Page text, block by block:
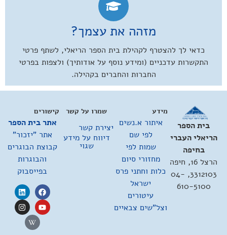
מזהה את עצמך?
כדאי לך להצטרף לקהילת בית הספר הריאלי, לשתף פרטי
התקשרות עדכניים (ומידע נוסף על אודותיך) ולצפות בפרטי
החברות והחברים בקהילה.
בית הספר
הריאלי העברי
בחיפה
הרצל 16, חיפה
3312103, 04-
610-5100
מידע
איתור א.נשים
לפי שם
שמות לפי
מחזורי סיום
כלות וחתני פרס
ישראל
עיטורים
וצל"שים צבאיים
קישורים
אתר בית הספר
אתר "יזכור"
קבוצת הבוגרים
והבוגרות
בפייסבוק
שמרו על קשר
יצירת קשר
דיווח על מידע
שגוי